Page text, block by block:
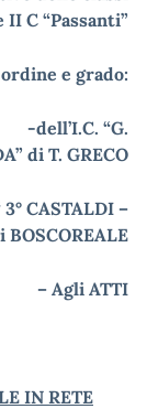
II C “Passanti”
e grado:
“G.
di T. GRECO
–
BOSCOREALE
– Agli ATTI
IN RETE